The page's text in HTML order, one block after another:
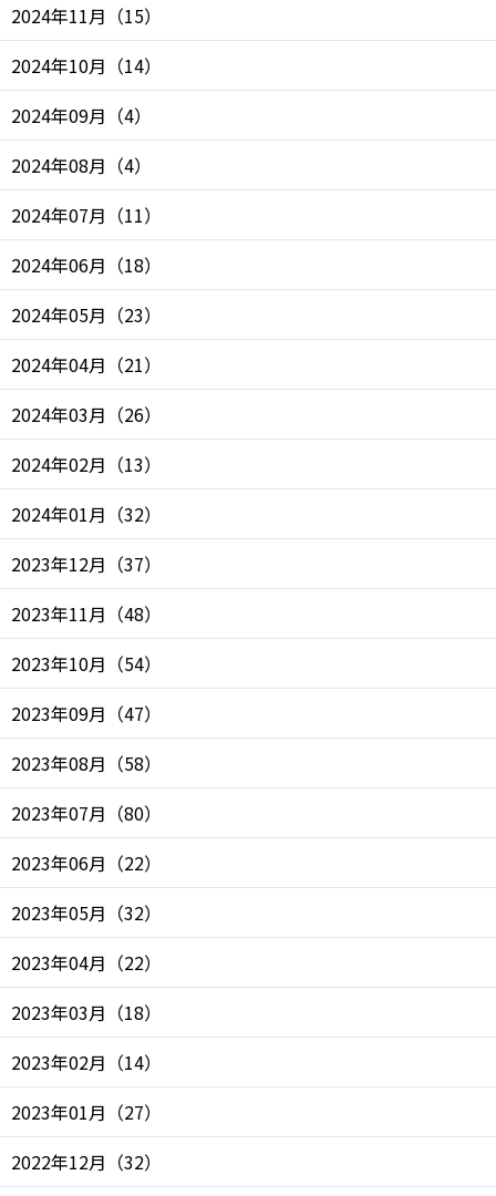
2024年11月 （15）
2024年10月 （14）
2024年09月 （4）
2024年08月 （4）
2024年07月 （11）
2024年06月 （18）
2024年05月 （23）
2024年04月 （21）
2024年03月 （26）
2024年02月 （13）
2024年01月 （32）
2023年12月 （37）
2023年11月 （48）
2023年10月 （54）
2023年09月 （47）
2023年08月 （58）
2023年07月 （80）
2023年06月 （22）
2023年05月 （32）
2023年04月 （22）
2023年03月 （18）
2023年02月 （14）
2023年01月 （27）
2022年12月 （32）